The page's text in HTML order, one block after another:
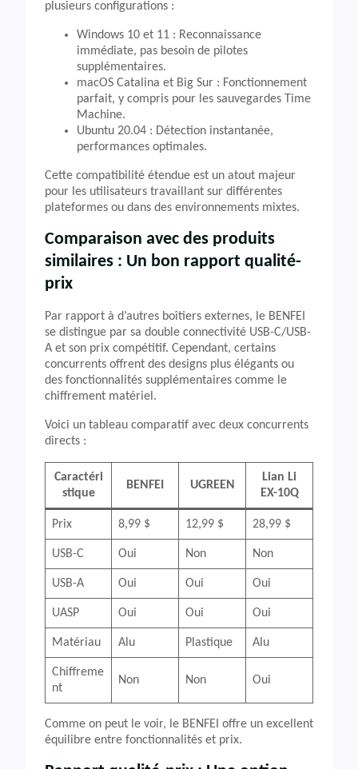
plusieurs configurations :
Windows 10 et 11 : Reconnaissance
immédiate, pas besoin de pilotes
supplémentaires.
macOS Catalina et Big Sur : Fonctionnement
parfait, y compris pour les sauvegardes Time
Machine.
Ubuntu 20.04 : Détection instantanée,
performances optimales.
Cette compatibilité étendue est un atout majeur
pour les utilisateurs travaillant sur différentes
plateformes ou dans des environnements mixtes.
Comparaison avec des produits
similaires : Un bon rapport qualité-
prix
Par rapport à d’autres boîtiers externes, le BENFEI
se distingue par sa double connectivité USB-C/USB-
A et son prix compétitif. Cependant, certains
concurrents offrent des designs plus élégants ou
des fonctionnalités supplémentaires comme le
chiffrement matériel.
Voici un tableau comparatif avec deux concurrents
directs :
Caractéri
stique
BENFEI UGREEN
Lian Li
EX-10Q
Prix 8,99 $ 12,99 $ 28,99 $
USB-C Oui Non Non
USB-A Oui Oui Oui
UASP Oui Oui Oui
Matériau Alu Plastique Alu
Chiffreme
nt
Non Non Oui
Comme on peut le voir, le BENFEI offre un excellent
équilibre entre fonctionnalités et prix.